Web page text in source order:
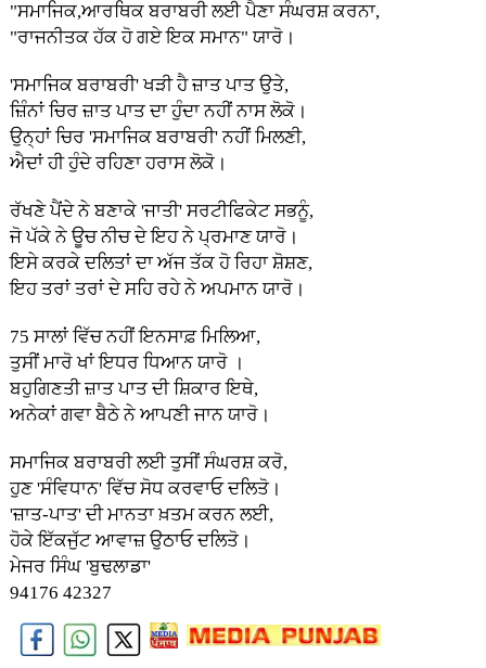
"ਸਮਾਜਿਕ,ਆਰਥਿਕ ਬਰਾਬਰੀ ਲ‌ਈ ਪੈਣਾ ਸੰਘਰਸ਼ ਕਰਨਾ,
"ਰਾਜਨੀਤਕ ਹੱਕ ਹੋ ਗ‌ਏ ਇਕ ਸਮਾਨ" ਯਾਰੋ।
'ਸਮਾਜਿਕ ਬਰਾਬਰੀ' ਖੜੀ ਹੈ ਜ਼ਾਤ ਪਾਤ ਉਤੇ,
ਜ਼ਿੰਨਾਂ ਚਿਰ ਜ਼ਾਤ ਪਾਤ ਦਾ ਹੁੰਦਾ ਨਹੀਂ ਨਾਸ ਲੋਕੋ।
ਉਨ੍ਹਾਂ ਚਿਰ 'ਸਮਾਜਿਕ ਬਰਾਬਰੀ' ਨਹੀਂ ਮਿਲਣੀ,
ਐਦਾਂ ਹੀ ਹੁੰਦੇ ਰਹਿਣਾ ਹਰਾਸ ਲੋਕੋ।
ਰੱਖਣੇ ਪੈਂਦੇ ਨੇ ਬਣਾਕੇ 'ਜਾਤੀ' ਸਰਟੀਫਿਕੇਟ ਸਭਨੂੰ,
ਜੋ ਪੱਕੇ ਨੇ ਊਚ ਨੀਚ ਦੇ ਇਹ ਨੇ ਪ੍ਰਮਾਣ ਯਾਰੋ।
ਇਸੇ ਕਰਕੇ ਦਲਿਤਾਂ ਦਾ ਅੱਜ ਤੱਕ ਹੋ ਰਿਹਾ ਸ਼ੋਸ਼ਣ,
ਇਹ ਤਰਾਂ ਤਰਾਂ ਦੇ ਸਹਿ ਰਹੇ ਨੇ ਅਪਮਾਨ ਯਾਰੋ।
75 ਸਾਲਾਂ ਵਿੱਚ ਨਹੀਂ ਇਨਸਾਫ਼ ਮਿਲਿਆ,
ਤੁਸੀਂ ਮਾਰੋ ਖਾਂ ਇਧਰ ਧਿਆਨ ਯਾਰੋ ।
ਬਹੁਗਿਣਤੀ ਜ਼ਾਤ ਪਾਤ ਦੀ ਸ਼ਿਕਾਰ ਇਥੇ,
ਅਨੇਕਾਂ ਗਵਾ ਬੈਠੇ ਨੇ ਆਪਣੀ ਜਾਨ ਯਾਰੋ।
ਸਮਾਜਿਕ ਬਰਾਬਰੀ ਲਈ ਤੁਸੀਂ ਸੰਘਰਸ਼ ਕਰੋ,
ਹੁਣ 'ਸੰਵਿਧਾਨ' ਵਿੱਚ ਸੋਧ ਕਰਵਾਓ ਦਲਿਤੋ।
'ਜ਼ਾਤ-ਪਾਤ' ਦੀ ਮਾਨਤਾ ਖ਼ਤਮ ਕਰਨ ਲਈ,
ਹੋਕੇ ਇੱਕਜੁੱਟ ਆਵਾਜ਼ ਉਠਾਓ ਦਲਿਤੋ।
ਮੇਜਰ ਸਿੰਘ 'ਬੁਢਲਾਡਾ'
94176 42327